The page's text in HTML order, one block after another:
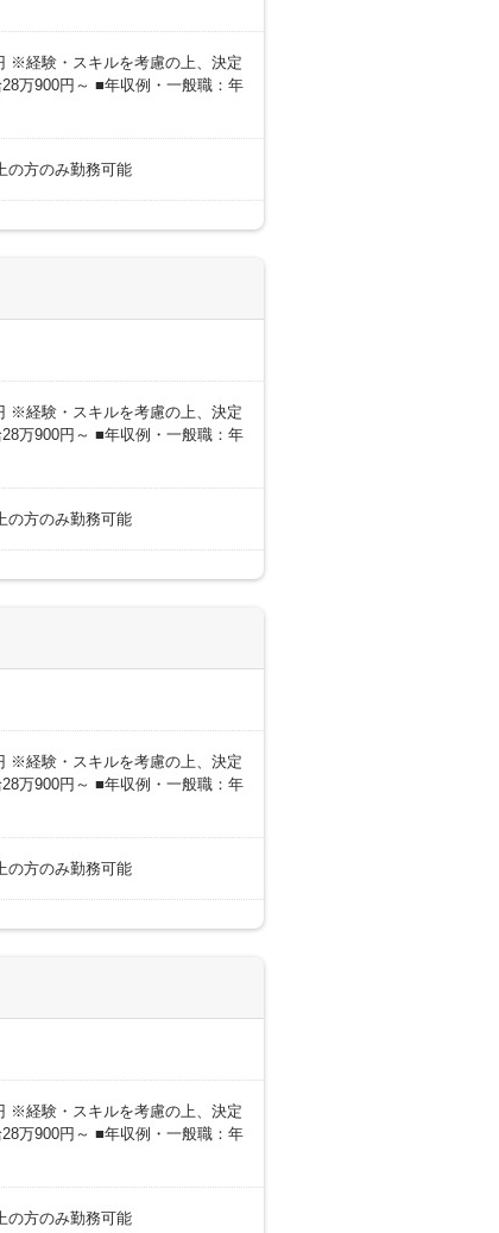
※経験・スキルを考慮の上、決定
万900円～ ■年収例・一般職：年
の方のみ勤務可能
※経験・スキルを考慮の上、決定
万900円～ ■年収例・一般職：年
の方のみ勤務可能
※経験・スキルを考慮の上、決定
万900円～ ■年収例・一般職：年
の方のみ勤務可能
※経験・スキルを考慮の上、決定
万900円～ ■年収例・一般職：年
の方のみ勤務可能